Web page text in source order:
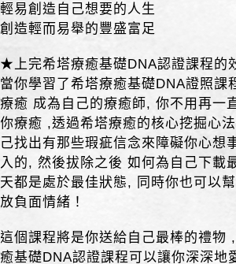
輕易創造自己想要的人生
創造輕而易舉的豐盛富足
★上完希塔療癒基礎DNA認證課程的
當你學習了希塔療癒基礎DNA證照
療癒 成為自己的療癒師, 你不用再一
你療癒 ,透過希塔療癒的核心挖掘心
己找出有那些瑕疵信念來障礙你心想
入的, 然後拔除之後 如何為自己下載
天都是處於最佳狀態, 同時你也可以
放負面情緒！
這個課程將是你送給自己最棒的禮物
癒基礎DNA認證課程可以讓你深深